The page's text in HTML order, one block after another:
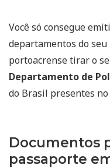
Você só consegue
departamentos do seu
portoacrense tirar o
Departamento de
do Brasil presentes
Documentos
passaporte